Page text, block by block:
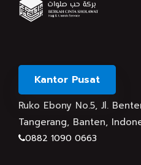
Kantor Pusat
Ruko Ebony No.5, Jl.
Tangerang, Banten,
0882 1090 0663